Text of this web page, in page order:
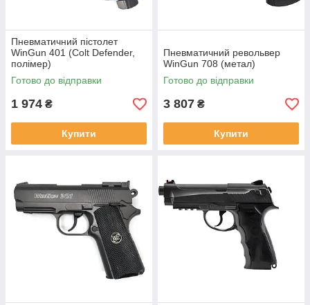
Пневматичний пістолет
WinGun 401 (Colt Defender,
полімер)
Готово до відправки
1 974 ₴
Купити
Пневматичний револьвер
WinGun 708 (метал)
Готово до відправки
3 807 ₴
Купити